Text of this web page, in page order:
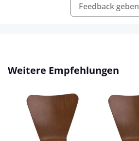
Feedback geben
Produktgalerie überspringen
Weitere Empfehlungen